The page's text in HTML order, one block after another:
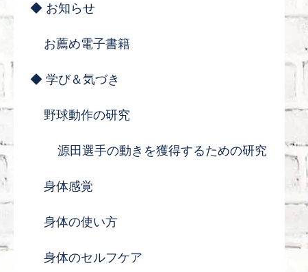
◆ お知らせ
お薦め電子書籍
◆ 学び＆気づき
野球動作の研究
源田選手の動きを獲得するための研究
身体感覚
身体の使い方
身体のセルフケア